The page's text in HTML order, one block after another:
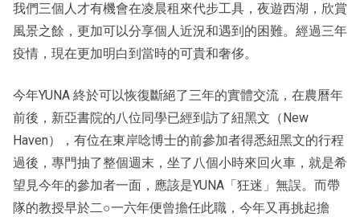
我們三個人才有機會在凌晨租來代步工具，夜遊西湖，欣賞
風景之餘，更加可以分享個人近況和遇到的困難。經過三年
疫情，現在更加明白到當時的可貴和奢侈。
今年YUNA 終於可以恢復斷絕了三年的實體交流，在農曆年
前後，新亞書院的八位同學已經到訪了紐黑文（New
Haven），有位在東岸唸博士的前參加者得悉紐黑文的行程
過後，專門抽了整個週末，坐了八個小時來回火車，就是希
望見今年的參加者一面，應該是YUNA「狂迷」無誤。而帶
隊的教授早於二○一六年便曾擔任此職，今年又再挑起擔